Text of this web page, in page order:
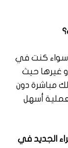
سواء كنت في
غيرها حيث
مباشرة دون
أسهل
الجديد في